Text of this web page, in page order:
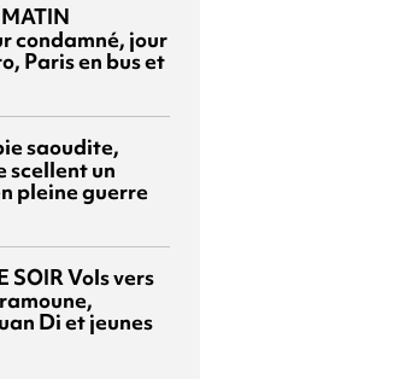
condamné, jour
Paris en bus et
saoudite,
scellent un
pleine guerre
SOIRVols vers
Di et jeunes